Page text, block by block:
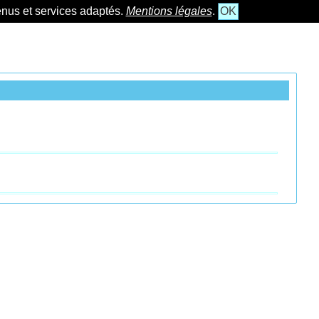
et services adaptés. Mentions légales. OK